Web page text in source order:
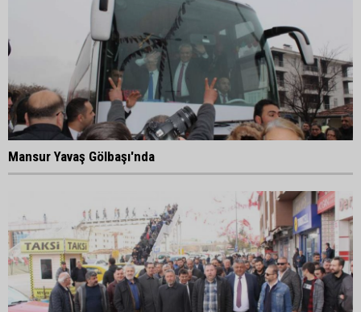
Mansur Yavaş Gölbaşı'nda